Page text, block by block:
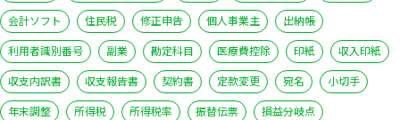
会計ソフト
住民税 修正申告 個人事業主
出納帳
利用者識別番号
副業 勘定科目 医療費控除 印紙
収入印紙
収支内訳書
収支報告書 契約書 定款変更 宛名
小切手
年末調整
所得税 所得税率 振替伝票
損益分岐点